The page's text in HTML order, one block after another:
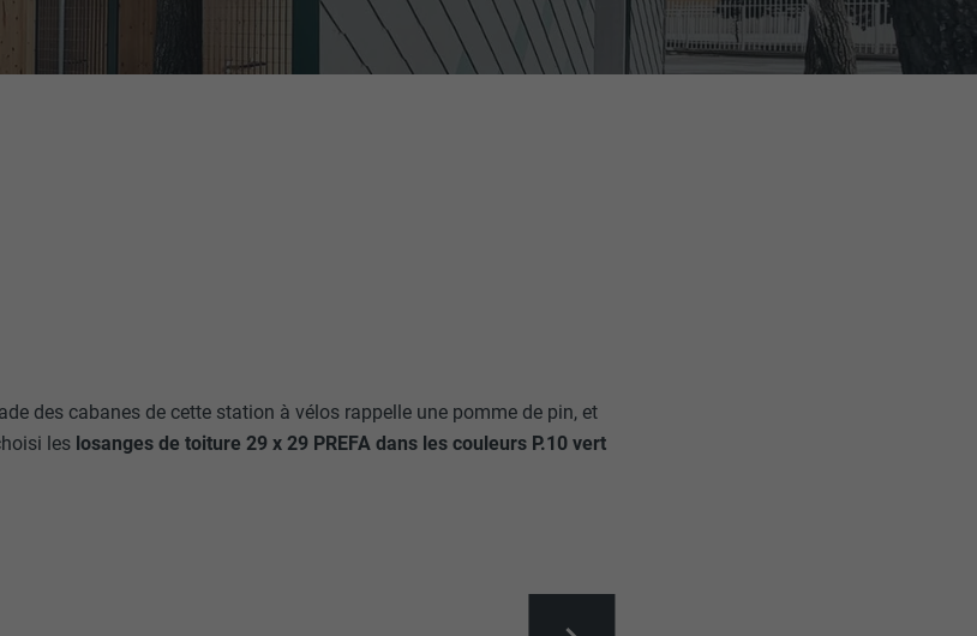
des cabanes de cette station à vélos rappelle une pomme de pin, et
les losanges de toiture 29 x 29 PREFA dans les couleurs P.10 vert